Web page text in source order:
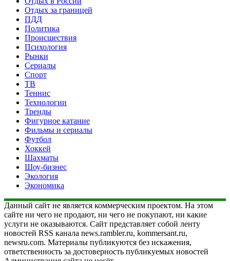
Отдых за границей
ПДД
Политика
Происшествия
Психология
Рынки
Сериалы
Спорт
ТВ
Теннис
Технологии
Тренды
Фигурное катание
Фильмы и сериалы
Футбол
Хоккей
Шахматы
Шоу-бизнес
Экология
Экономика
Данный сайт не является коммерческим проектом. На этом
сайте ни чего не продают, ни чего не покупают, ни какие
услуги не оказываются. Сайт представляет собой ленту
новостей RSS канала news.rambler.ru, kommersant.ru,
newsru.com. Материалы публикуются без искажения,
ответственность за достоверность публикуемых новостей